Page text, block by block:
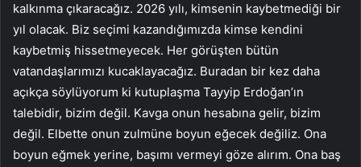
kalkınma çıkaracağız. 2026 yılı, kimsenin kaybetmediği bir
yıl olacak. Biz seçimi kazandığımızda kimse kendini
kaybetmiş hissetmeyecek. Her görüşten bütün
vatandaşlarımızı kucaklayacağız. Buradan bir kez daha
açıkça söylüyorum ki kutuplaşma Tayyip Erdoğan’ın
talebidir, bizim değil. Kavga onun hesabına gelir, bizim
değil. Elbette onun zulmüne boyun eğecek değiliz. Ona
boyun eğmek yerine, başımı vermeyi göze alırım. Ona baş